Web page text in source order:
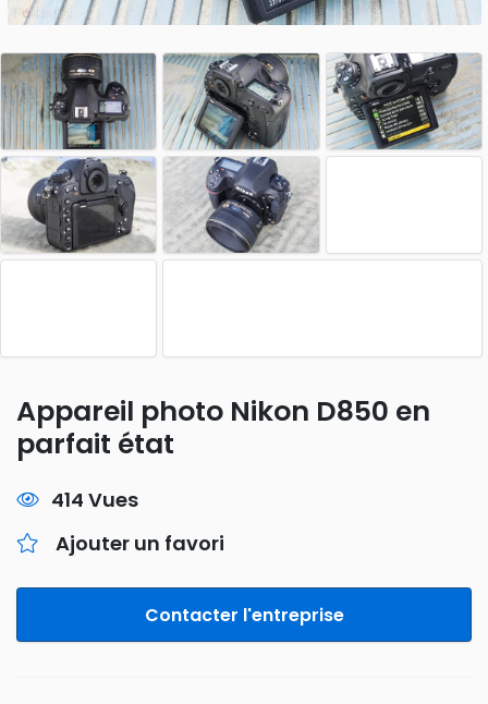
Appareil photo Nikon D850 en
parfait état
414 Vues
Ajouter un favori
Contacter l'entreprise